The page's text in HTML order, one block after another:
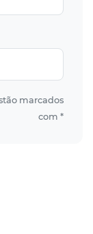
marcados
com *